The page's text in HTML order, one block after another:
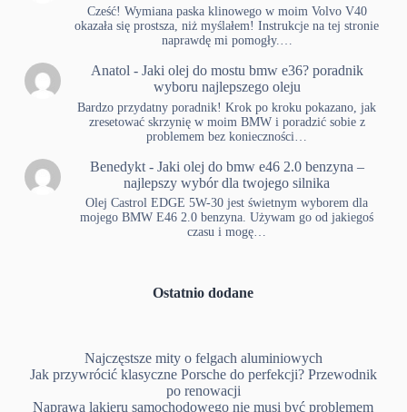
Cześć! Wymiana paska klinowego w moim Volvo V40
okazała się prostsza, niż myślałem! Instrukcje na tej stronie
naprawdę mi pomogły.…
Anatol- Jaki olej do mostu bmw e36? poradnik
wyboru najlepszego oleju
Bardzo przydatny poradnik! Krok po kroku pokazano, jak
zresetować skrzynię w moim BMW i poradzić sobie z
problemem bez konieczności…
Benedykt- Jaki olej do bmw e46 2.0 benzyna –
najlepszy wybór dla twojego silnika
Olej Castrol EDGE 5W-30 jest świetnym wyborem dla
mojego BMW E46 2.0 benzyna. Używam go od jakiegoś
czasu i mogę…
Ostatnio dodane
Najczęstsze mity o felgach aluminiowych
Jak przywrócić klasyczne Porsche do perfekcji? Przewodnik
po renowacji
Naprawa lakieru samochodowego nie musi być problemem